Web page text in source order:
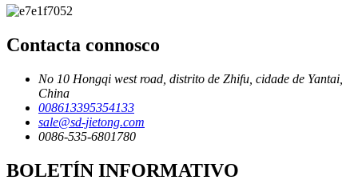
Contacta connosco
No 10 Hongqi west road, distrito de Zhifu, cidade de Yantai,
China
008613395354133
sale@sd-jietong.com
0086-535-6801780
BOLETÍN INFORMATIVO